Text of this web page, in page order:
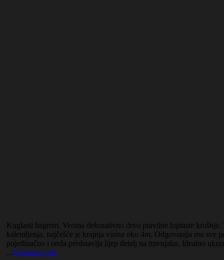
Kuglasti bagrem. Veoma dekorativno drvo pravilne loptaste
kalemljenja, najčešće je krajnja visina oko 4m. Odgovaraju mu sve
pojedinačno i onda predstavlja lijep detalj na travnjaku. Idealno
Pročitajte više